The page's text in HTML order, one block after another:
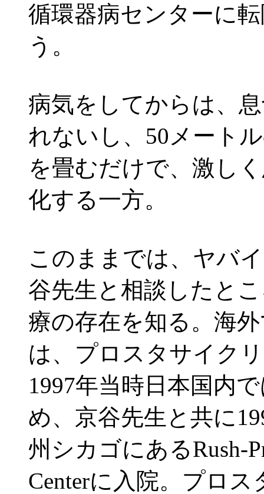
循環器病センターに
う。
病気をしてからは、
れないし、50メート
を畳むだけで、激し
化する一方。
このままでは、ヤバ
谷先生と相談したと
療の存在を知る。海
は、プロスタサイク
1997年当時日本国内
め、京谷先生と共に
州シカゴにあるRush-
Centerに入院。プロ